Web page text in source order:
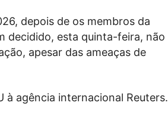
depois de os membros da
decidido, esta quinta-feira, não
apesar das ameaças de
à agência internacional Reuters.